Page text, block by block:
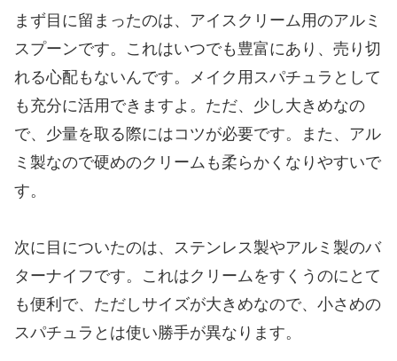
まず目に留まったのは、アイスクリーム用のアルミ
スプーンです。これはいつでも豊富にあり、売り切
れる心配もないんです。メイク用スパチュラとして
も充分に活用できますよ。ただ、少し大きめなの
で、少量を取る際にはコツが必要です。また、アル
ミ製なので硬めのクリームも柔らかくなりやすいで
す。
次に目についたのは、ステンレス製やアルミ製のバ
ターナイフです。これはクリームをすくうのにとて
も便利で、ただしサイズが大きめなので、小さめの
スパチュラとは使い勝手が異なります。